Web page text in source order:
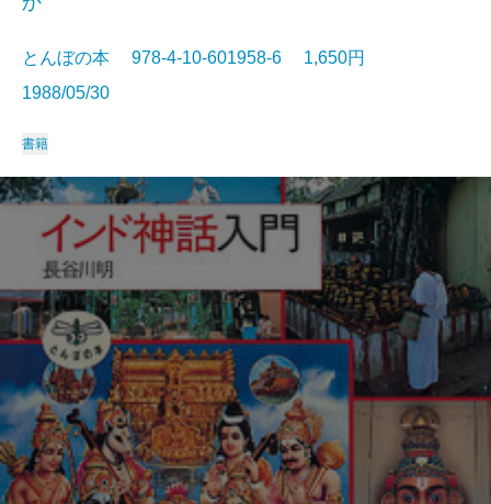
とんぼの本 978-4-10-601958-6 1,650円
1988/05/30
書籍